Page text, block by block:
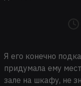
Я его конечно
придумала ему
зале на шкафу, не